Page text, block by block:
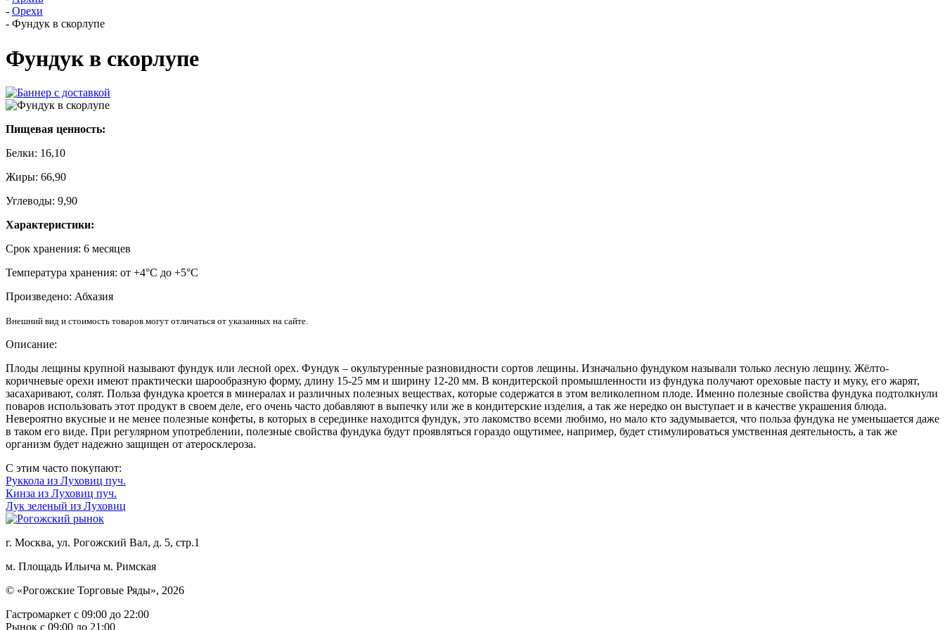
- Орехи
- Фундук в скорлупе
Фундук в скорлупе
Пищевая ценность:
Белки: 16,10
Жиры: 66,90
Углеводы: 9,90
Характеристики:
Срок хранения: 6 месяцев
Температура хранения: от +4°С до +5°С
Произведено: Абхазия
Внешний вид и стоимость товаров могут отличаться от указанных на сайте.
Описание:
Плоды лещины крупной называют фундук или лесной орех. Фундук – окультуренные разновидности сортов лещины. Изначально фундуком называли только лесную лещину. Жёлто-
коричневые орехи имеют практически шарообразную форму, длину 15-25 мм и ширину 12-20 мм. В кондитерской промышленности из фундука получают ореховые пасту и муку, его жарят,
засахаривают, солят. Польза фундука кроется в минералах и различных полезных веществах, которые содержатся в этом великолепном плоде. Именно полезные свойства фундука подтолкнули
поваров использовать этот продукт в своем деле, его очень часто добавляют в выпечку или же в кондитерские изделия, а так же нередко он выступает и в качестве украшения блюда.
Невероятно вкусные и не менее полезные конфеты, в которых в серединке находится фундук, это лакомство всеми любимо, но мало кто задумывается, что польза фундука не уменьшается даже
в таком его виде. При регулярном употреблении, полезные свойства фундука будут проявляться гораздо ощутимее, например, будет стимулироваться умственная деятельность, а так же
организм будет надежно защищен от атеросклероза.
С этим часто покупают:
Руккола из Луховиц пуч.
Кинза из Луховиц пуч.
Лук зеленый из Луховиц
г. Москва, ул. Рогожский Вал, д. 5, стр.1
м. Площадь Ильича м. Римская
© «Рогожские Торговые Ряды», 2026
Гастромаркет с 09:00 до 22:00
Рынок c 09:00 до 21:00